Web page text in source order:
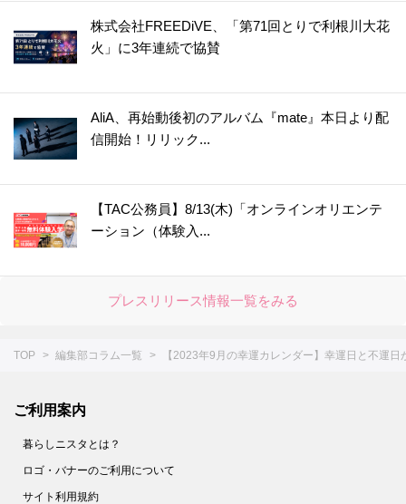
株式会社FREEDiVE、「第71回とりで利根川大花
火」に3年連続で協賛
AliA、再始動後初のアルバム『mate』本日より配
信開始！リリック...
【TAC公務員】8/13(木)「オンラインオリエンテ
ーション（体験入...
プレスリリース情報一覧をみる
TOP 編集部コラム一覧 【2023年9月の幸運カレンダー】幸運日と不運
ご利用案内
暮らしニスタとは？
ロゴ・バナーのご利用について
サイト利用規約